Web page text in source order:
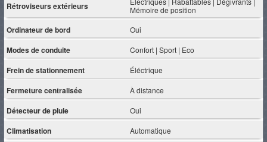
Rétroviseurs extérieurs
Mémoire de position
Ordinateur de bord Oui
Modes de conduite Confort | Sport | Eco
Frein de stationnement Éléctrique
Fermeture centralisée À distance
Détecteur de pluie Oui
Climatisation Automatique